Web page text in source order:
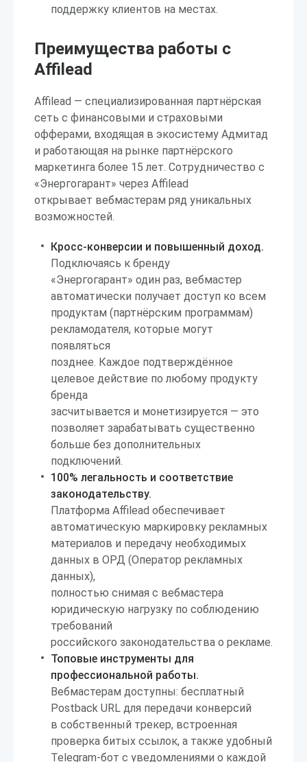
поддержку клиентов на местах.
Преимущества работы с
Affilead
Affilead — специализированная партнёрская
сеть с финансовыми и страховыми
офферами, входящая в экосистему Адмитад
и работающая на рынке партнёрского
маркетинга более 15 лет. Сотрудничество с
«Энергогарант» через Affilead
открывает вебмастерам ряд уникальных
возможностей.
Кросс-конверсии и повышенный доход.
Подключаясь к бренду
«Энергогарант» один раз, вебмастер
автоматически получает доступ ко всем
продуктам (партнёрским программам)
рекламодателя, которые могут
появляться
позднее. Каждое подтверждённое
целевое действие по любому продукту
бренда
засчитывается и монетизируется — это
позволяет зарабатывать существенно
больше без дополнительных
подключений.
100% легальность и соответствие
законодательству.
Платформа Affilead обеспечивает
автоматическую маркировку рекламных
материалов и передачу необходимых
данных в ОРД (Оператор рекламных
данных),
полностью снимая с вебмастера
юридическую нагрузку по соблюдению
требований
российского законодательства о рекламе.
Топовые инструменты для
профессиональной работы.
Вебмастерам доступны: бесплатный
Postback URL для передачи конверсий
в собственный трекер, встроенная
проверка битых ссылок, а также удобный
Telegram-бот с уведомлениями о каждой